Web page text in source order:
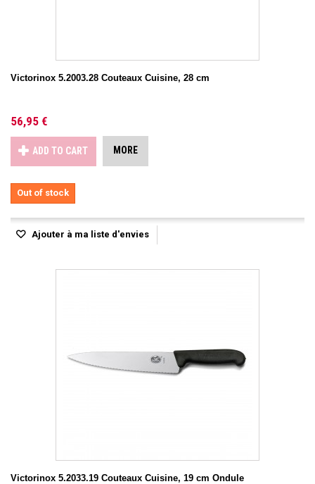
Victorinox 5.2003.28 Couteaux Cuisine, 28 cm
56,95 €
ADD TO CART MORE
Out of stock
Ajouter à ma liste d'envies
Victorinox 5.2033.19 Couteaux Cuisine, 19 cm Ondule